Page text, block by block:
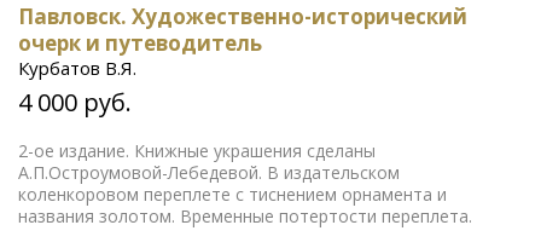
Павловск. Художественно-исторический
очерк и путеводитель
Курбатов В.Я.
4 000 руб.
2-ое издание. Книжные украшения сделаны
А.П.Остроумовой-Лебедевой. В издательском
коленкоровом переплете с тиснением орнамента и
названия золотом. Временные потертости переплета.